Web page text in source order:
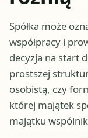
Spółka może
współpracy i
decyzja na start
prostszej
osobistą, czy
której majątek
majątku